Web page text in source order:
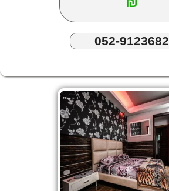
052-9123682